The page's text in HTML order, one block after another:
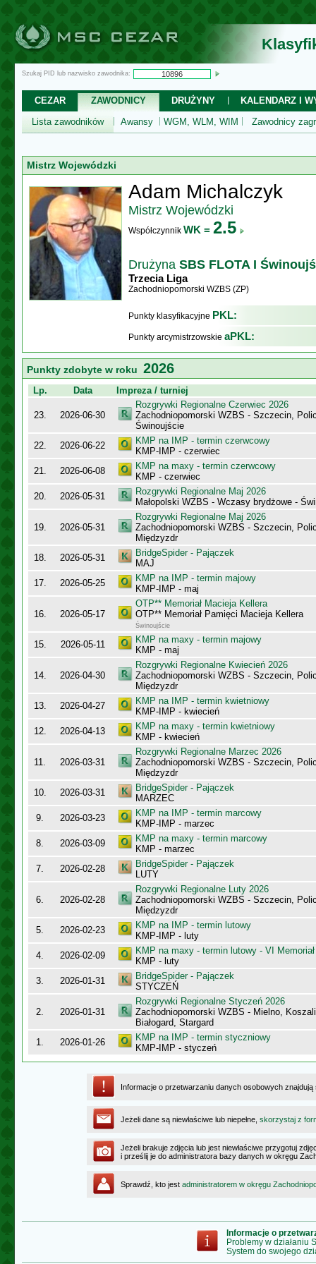
Szukaj PID lub nazwisko zawodnika:
CEZAR ZAWODNICY DRUŻYNY
KALENDARZ I
Lista zawodników
Awansy WGM, WLM, WIM Zawodnicy
Mistrz Wojewódzki
Adam Michalczyk
Mistrz Wojewódzki
Współczynnik WK = 2.5
Drużyna SBS FLOTA I
Trzecia Liga
Zachodniopomorski WZBS (ZP)
Punkty klasyfikacyjne PKL:
Punkty arcymistrzowskie aPKL:
Punkty zdobyte w roku 2026
Lp. Data Impreza / turniej
23. 2026-06-30
Rozgrywki Regionalne Czerwiec 2026
Zachodniopomorski WZBS - Szczecin,
Świnoujście
22.
2026-06-22
KMP na IMP - termin czerwcowy
KMP-IMP - czerwiec
21.
2026-06-08
KMP na maxy - termin czerwcowy
KMP - czerwiec
20.
2026-05-31
Rozgrywki Regionalne Maj 2026
Małopolski WZBS - Wczasy brydżowe -
19. 2026-05-31
Rozgrywki Regionalne Maj 2026
Zachodniopomorski WZBS - Szczecin,
Międzyzdr
18.
2026-05-31
BridgeSpider - Pajączek
MAJ
17.
2026-05-25
KMP na IMP - termin majowy
KMP-IMP - maj
16. 2026-05-17
OTP** Memoriał Macieja Kellera
OTP** Memoriał Pamięci Macieja Kellera
Świnoujście
15. 2026-05-11
KMP na maxy - termin majowy
KMP - maj
14. 2026-04-30
Rozgrywki Regionalne Kwiecień 2026
Zachodniopomorski WZBS - Szczecin,
Międzyzdr
13.
2026-04-27
KMP na IMP - termin kwietniowy
KMP-IMP - kwiecień
12.
2026-04-13
KMP na maxy - termin kwietniowy
KMP - kwiecień
11. 2026-03-31
Rozgrywki Regionalne Marzec 2026
Zachodniopomorski WZBS - Szczecin,
Międzyzdr
10.
2026-03-31
BridgeSpider - Pajączek
MARZEC
9.
2026-03-23
KMP na IMP - termin marcowy
KMP-IMP - marzec
8.
2026-03-09
KMP na maxy - termin marcowy
KMP - marzec
7.
2026-02-28
BridgeSpider - Pajączek
LUTY
6. 2026-02-28
Rozgrywki Regionalne Luty 2026
Zachodniopomorski WZBS - Szczecin,
Międzyzdr
5.
2026-02-23
KMP na IMP - termin lutowy
KMP-IMP - luty
4.
2026-02-09
KMP na maxy - termin lutowy - VI
KMP - luty
3.
2026-01-31
BridgeSpider - Pajączek
STYCZEŃ
2. 2026-01-31
Rozgrywki Regionalne Styczeń 2026
Zachodniopomorski WZBS - Mielno,
Białogard, Stargard
1.
2026-01-26
KMP na IMP - termin styczniowy
KMP-IMP - styczeń
Informacje o przetwarzaniu danych osobowych
Jeżeli dane są niewłaściwe lub niepełne, skorzystaj z
Jeżeli brakuje zdjęcia lub jest niewłaściwe przygotuj
i prześlij je do administratora bazy danych w okręgu
Sprawdź, kto jest administratorem w okręgu
Informacje o
Problemy w działaniu
System do swojego